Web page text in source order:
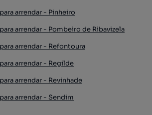
arrendar - Pinheiro
arrendar - Pombeiro de Ribavizela
arrendar - Refontoura
arrendar - Regilde
arrendar - Revinhade
arrendar - Sendim